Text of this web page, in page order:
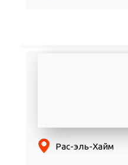
Рас-эль-Хайм